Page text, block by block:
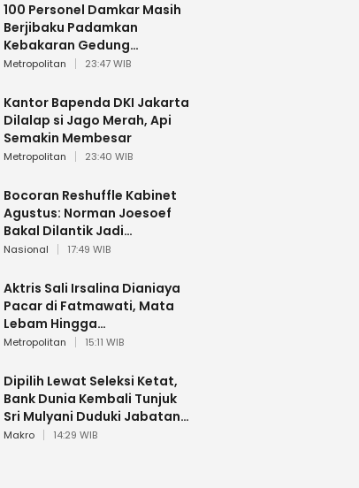
100 Personel Damkar Masih
Berjibaku Padamkan
Kebakaran Gedung
Bapenda DKI
Metropolitan 23:47 WIB
Kantor Bapenda DKI Jakarta
Dilalap si Jago Merah, Api
Semakin Membesar
Metropolitan 23:40 WIB
Bocoran Reshuffle Kabinet
Agustus: Norman Joesoef
Bakal Dilantik Jadi
Wamenhan RI
Nasional 17:49 WIB
Aktris Sali Irsalina Dianiaya
Pacar di Fatmawati, Mata
Lebam Hingga
Diselamatkan Polantas
Metropolitan 15:11 WIB
Dipilih Lewat Seleksi Ketat,
Bank Dunia Kembali Tunjuk
Sri Mulyani Duduki Jabatan
Strategis
Makro 14:29 WIB